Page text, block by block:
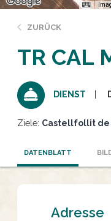
ZURÜCK
TR CAL
DIENST
Ziele: Castellfollit de
DATENBLATT
Adresse